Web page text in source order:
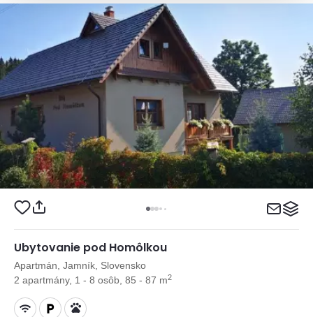
Ubytovanie pod Homôlkou
Apartmán, Jamník, Slovensko
2 apartmány, 1 - 8 osôb, 85 - 87 m2